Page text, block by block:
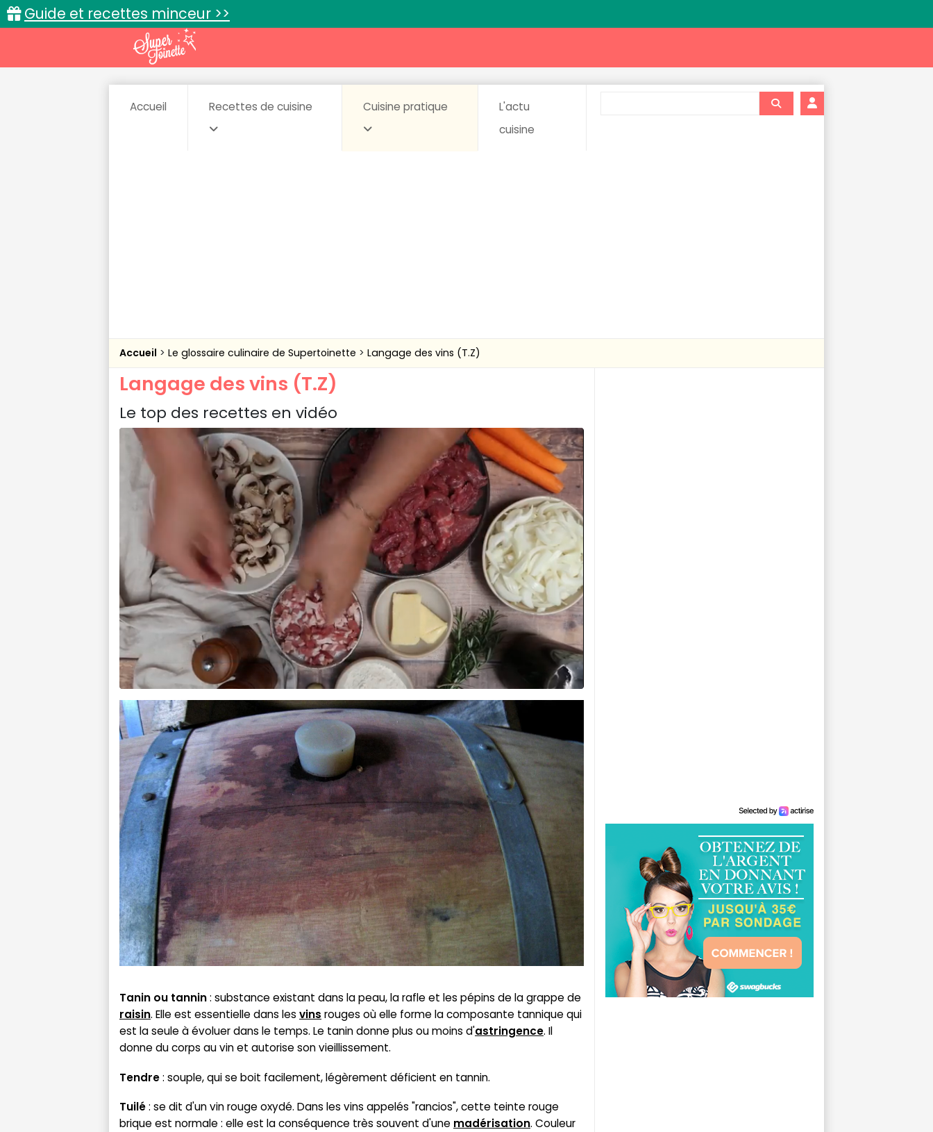
Guide et recettes minceur >>
Accueil Recettes de cuisine Cuisine pratique
L'actu
cuisine
Accueil Le glossaire culinaire de Supertoinette Langage des vins (T.Z)
Langage des vins (T.Z)
Le top des recettes en vidéo
Tanin ou tannin: substance existant dans la peau, la rafle et les pépins de la grappe de
raisin. Elle est essentielle dans les vins rouges où elle forme la composante tannique qui
est la seule à évoluer dans le temps. Le tanin donne plus ou moins d'astringence. Il
donne du corps au vin et autorise son vieillissement.
Tendre: souple, qui se boit facilement, légèrement déficient en tannin.
Tuilé: se dit d'un vin rouge oxydé. Dans les vins appelés "rancios", cette teinte rouge
brique est normale : elle est la conséquence très souvent d'une madérisation. Couleur